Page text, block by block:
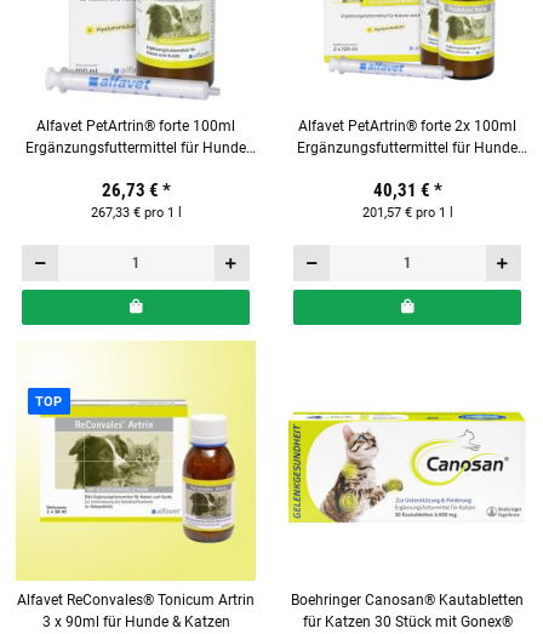
Alfavet PetArtrin® forte 100ml
Ergänzungsfuttermittel für Hunde
26,73 € *
267,33 € pro 1 l
Alfavet PetArtrin® forte 2x 100ml
Ergänzungsfuttermittel für Hunde
40,31 € *
201,57 € pro 1 l
TOP
Alfavet ReConvales® Tonicum Artrin
3 x 90ml für Hunde & Katzen
Boehringer Canosan® Kautabletten
für Katzen 30 Stück mit Gonex®